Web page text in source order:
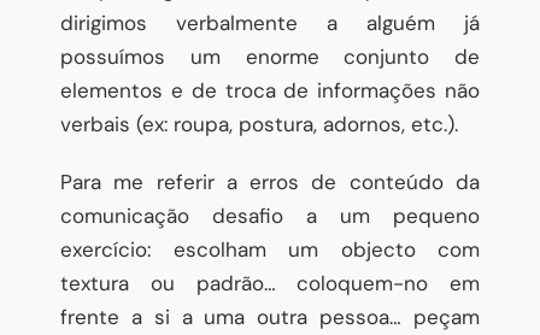
dirigimos verbalmente a alguém já
possuímos um enorme conjunto de
elementos e de troca de informações não
verbais (ex: roupa, postura, adornos, etc.).
Para me referir a erros de conteúdo da
comunicação desafio a um pequeno
exercício: escolham um objecto com
textura ou padrão… coloquem-no em
frente a si a uma outra pessoa… peçam